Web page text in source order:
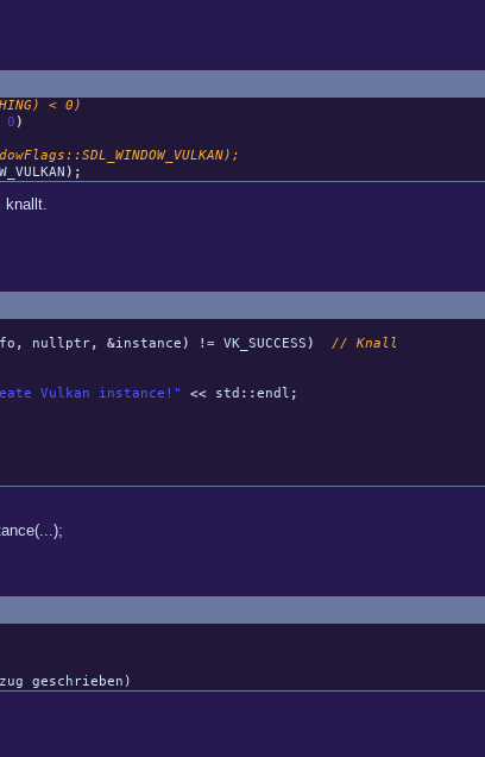
< 0)
0 )
) ;
knallt.
, nullptr, &instance ) !=VK_SUCCESS )
// Knall
Vulkan instance!" <<std ::endl ;
geschrieben)